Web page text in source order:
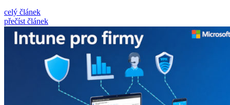
celý článek
přečíst článek